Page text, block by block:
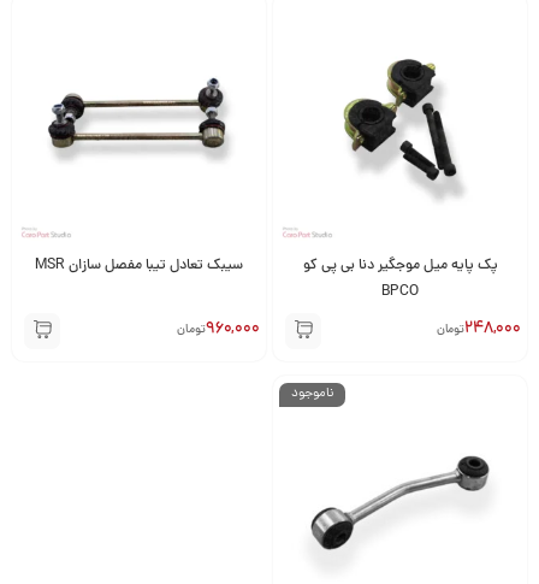
پک پایه میل موجگیر دنا بی پی کو
BPCO
248,000تومان
سیبک تعادل تیبا مفصل سازان MSR
960,000تومان
ناموجود